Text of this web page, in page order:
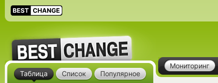
Мониторинг
Таблица Список Популярное